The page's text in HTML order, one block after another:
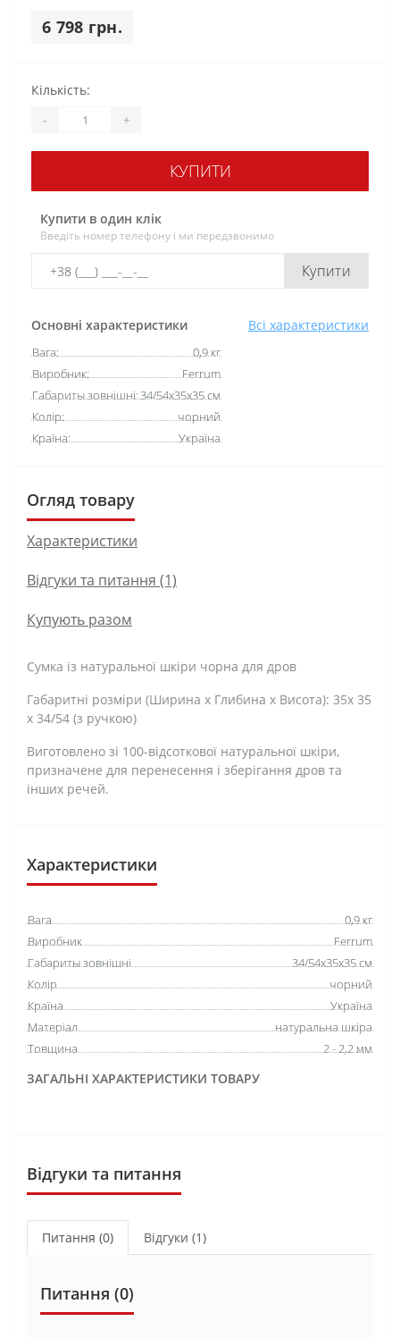
6 798 грн.
Основні характеристики Всі характеристики
Вага:
0,9 кг
Виробник:
Ferrum
Габариты зовнішні:34/54х35х35 см
Колір:
чорний
Країна:
Україна
Кількість:
- +
КУПИТИ
Купити в один клік
Введіть номер телефону і ми передзвонимо
Купити
Огляд товару
Характеристики
Відгуки та питання (1)
Купують разом
Сумка із натуральної шкіри чорна для дров
Габаритні розміри (Ширина х Глибина х Висота): 35х 35
х 34/54 (з ручкою)
Виготовлено зі 100-відсоткової натуральної шкіри,
призначене для перенесення і зберігання дров та
інших речей.
Характеристики
ЗАГАЛЬНІ ХАРАКТЕРИСТИКИ ТОВАРУ
Вага
0,9 кг
Виробник
Ferrum
Габариты зовнішні
34/54х35х35 см
Колір
чорний
Країна
Україна
Матеріал
натуральна шкіра
Товщина
2 - 2,2 мм
Відгуки та питання
Питання (0) Відгуки (1)
Питання (0)